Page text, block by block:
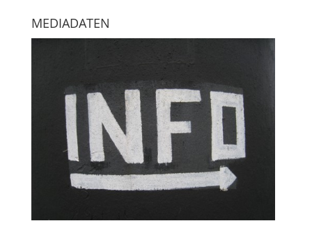
MEDIADATEN